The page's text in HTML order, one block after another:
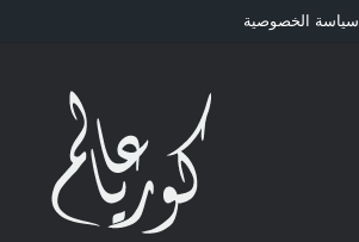
سياسة الخصوصية